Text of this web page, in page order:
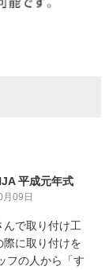
平成元年式
09日
で取り付け工
に取り付けを
フの人から「す